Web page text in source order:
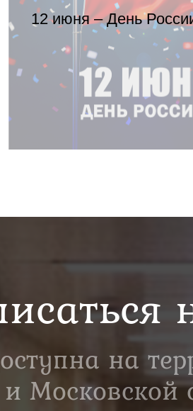
12 июня – День
на
и Московской